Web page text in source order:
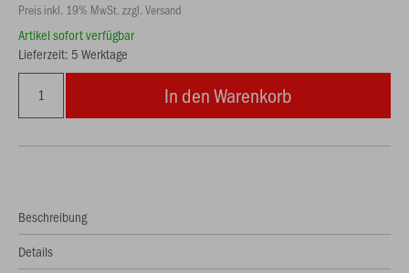
Preis inkl. 19% MwSt. zzgl. Versand
Artikel sofort verfügbar
Lieferzeit: 5 Werktage
In den Warenkorb
Beschreibung
Details